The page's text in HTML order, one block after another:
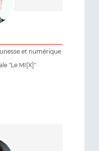
et numérique
"Le MI[X]"